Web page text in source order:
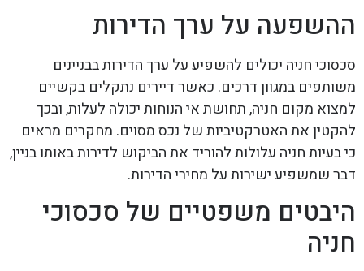
ההשפעה על ערך הדירות
סכסוכי חניה יכולים להשפיע על ערך הדירות בבניינים
משותפים במגוון דרכים. כאשר דיירים נתקלים בקשיים
למצוא מקום חניה, תחושת אי הנוחות יכולה לעלות, ובכך
להקטין את האטרקטיביות של נכס מסוים. מחקרים מראים
כי בעיות חניה עלולות להוריד את הביקוש לדירות באותו בניין,
דבר שמשפיע ישירות על מחירי הדירות.
היבטים משפטיים של סכסוכי
חניה